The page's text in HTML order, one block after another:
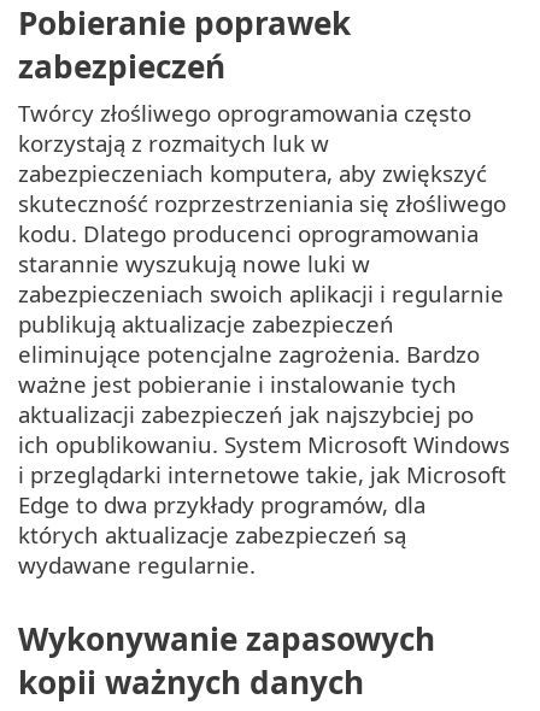
Pobieranie poprawek
zabezpieczeń
Twórcy złośliwego oprogramowania często
korzystają z rozmaitych luk w
zabezpieczeniach komputera, aby zwiększyć
skuteczność rozprzestrzeniania się złośliwego
kodu. Dlatego producenci oprogramowania
starannie wyszukują nowe luki w
zabezpieczeniach swoich aplikacji i regularnie
publikują aktualizacje zabezpieczeń
eliminujące potencjalne zagrożenia. Bardzo
ważne jest pobieranie i instalowanie tych
aktualizacji zabezpieczeń jak najszybciej po
ich opublikowaniu. System Microsoft Windows
i przeglądarki internetowe takie, jak Microsoft
Edge to dwa przykłady programów, dla
których aktualizacje zabezpieczeń są
wydawane regularnie.
Wykonywanie zapasowych
kopii ważnych danych